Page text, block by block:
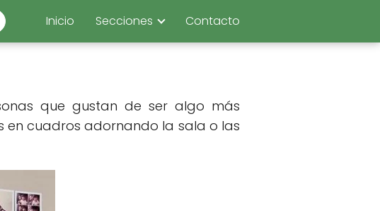
Inicio Secciones Contacto
que gustan de ser algo más
en cuadros adornando la sala o las